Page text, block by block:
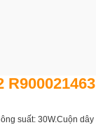
suất: 30W.Cuộn